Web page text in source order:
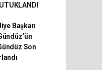
Başkan
Son